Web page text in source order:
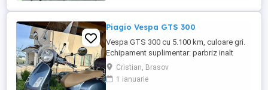
Piagio Vespa GTS 300
Vespa GTS 300 cu 5.100 km, culoare gri.
Echipament suplimentar: parbriz inalt
Faco (montat 2026), geanta portbagaj
Classic; prelungitor scarite pasager;
suspensie fata Bitubo si frane fata spate
Cristian, Brasov
1 ianuarie